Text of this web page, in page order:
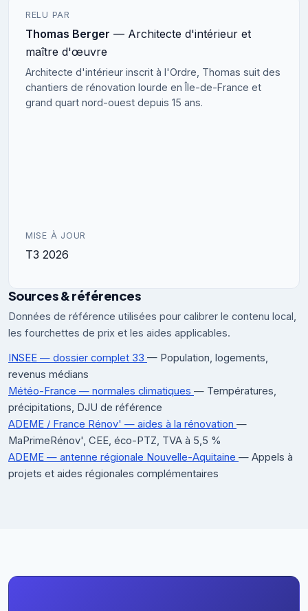
RELU PAR
Thomas Berger — Architecte d'intérieur et
maître d'œuvre
Architecte d'intérieur inscrit à l'Ordre, Thomas suit des
chantiers de rénovation lourde en Île-de-France et
grand quart nord-ouest depuis 15 ans.
MISE À JOUR
T3 2026
Sources & références
Données de référence utilisées pour calibrer le contenu local,
les fourchettes de prix et les aides applicables.
INSEE — dossier complet 33 — Population, logements,
revenus médians
Météo-France — normales climatiques — Températures,
précipitations, DJU de référence
ADEME / France Rénov' — aides à la rénovation —
MaPrimeRénov', CEE, éco-PTZ, TVA à 5,5 %
ADEME — antenne régionale Nouvelle-Aquitaine — Appels à
projets et aides régionales complémentaires